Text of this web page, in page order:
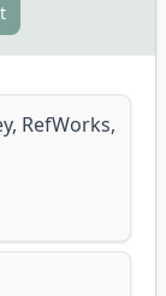
RefWorks,